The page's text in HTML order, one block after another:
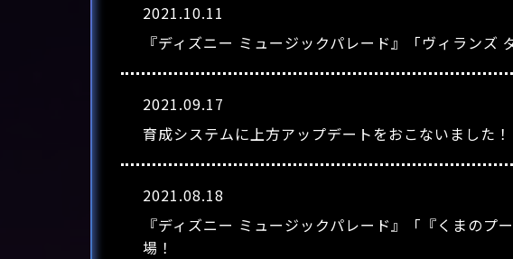
2021.10.11
『ディズニー ミュージックパレード』「ヴィラン
2021.09.17
育成システムに上方アップデートをおこないました！
2021.08.18
『ディズニー ミュージックパレード』「『くまの
場！